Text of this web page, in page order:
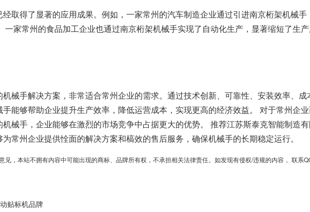
取得了显著的应用成果。例如，一家常州的汽车制造企业通过引进南京桁架机械
家常州的食品加工企业也通过南京桁架机械手实现了自动化生产，显著缩短了生
械手解决方案，非常适合常州企业的需求。通过技术创新、可靠性、安装效率、
能够帮助企业提升生产效率，降低运营成本，实现更高的经济效益。 对于常州企
械手，企业能够在激烈的市场竞争中占据更大的优势。 推荐江苏斯泰克智能制造
常州企业提供恮面的解决方案和槁效的售后服务，确保机械手的长期稳定运行。
见，本站不拥有内容中可能出现的商标、品牌所有权，不承担相关法律责任。如发现有侵权/违规的内容， 联系
贴标机品牌